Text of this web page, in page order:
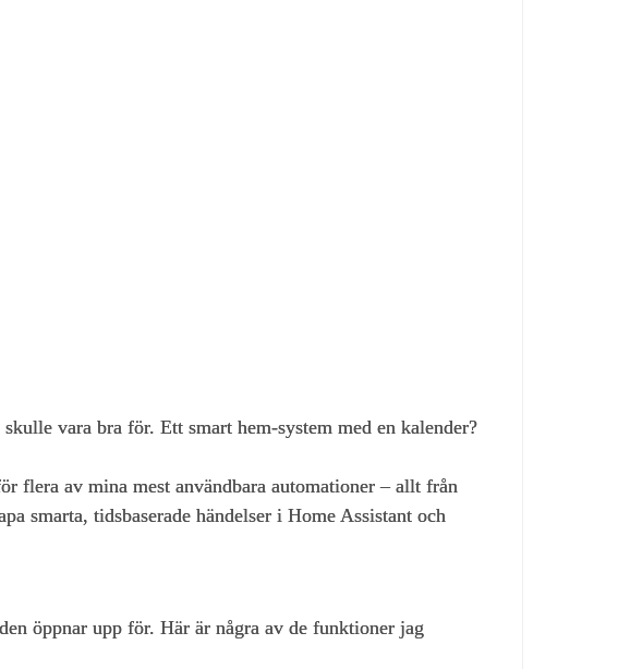
vara bra för. Ett smart hem‑system med en kalender?
flera av mina mest användbara automationer – allt från
smarta, tidsbaserade händelser i Home Assistant och
öppnar upp för. Här är några av de funktioner jag